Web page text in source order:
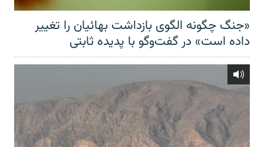
«جنگ چگونه الگوی بازداشت بهائیان را تغییر
داده است» در گفت‌وگو با پدیده ثابتی